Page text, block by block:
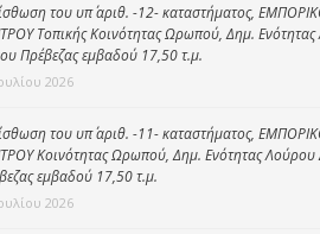
του υπ΄ αριθ. -12- καταστήματος,
Τοπικής Κοινότητας Ωρωπού, Δημ.
Πρέβεζας εμβαδού 17,50 τ.μ.
2026
του υπ΄ αριθ. -11- καταστήματος,
Κοινότητας Ωρωπού, Δημ. Ενότητας
εμβαδού 17,50 τ.μ.
2026